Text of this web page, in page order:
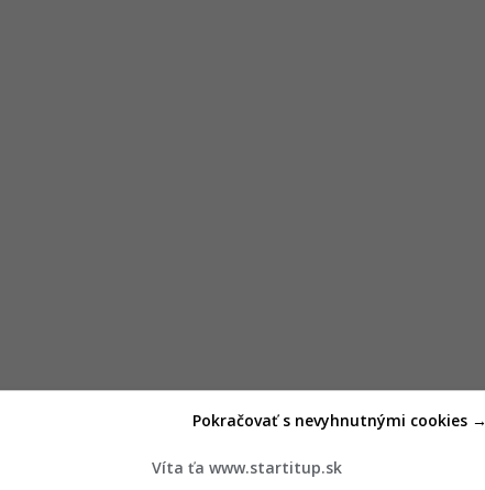
sveta už viac než 45 000 prípadovopičíchkiahní
súvislosti vyhlásila stav globálnej zdravotnej
Víta ťa www.startitup.sk
Pokračovať s nevyhnutnými cookies →